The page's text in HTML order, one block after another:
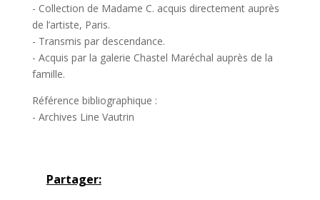
- Collection de Madame C. acquis directement auprès
de l’artiste, Paris.
- Transmis par descendance.
- Acquis par la galerie Chastel Maréchal auprès de la
famille.
Référence bibliographique :
- Archives Line Vautrin
Partager: